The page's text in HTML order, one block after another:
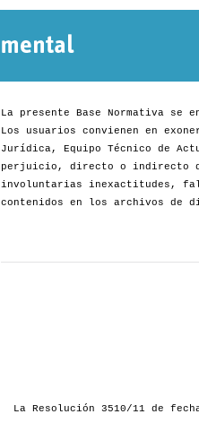
La presente Base Normativa se
Los usuarios convienen en
Jurídica, Equipo Técnico de
perjuicio, directo o indirecto
involuntarias inexactitudes,
contenidos en los archivos de
La Resolución 3510/11 de